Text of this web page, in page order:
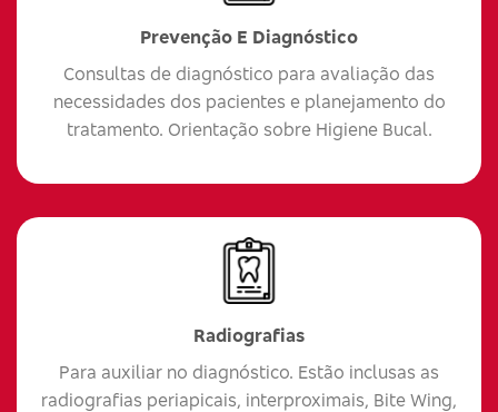
Prevenção E Diagnóstico
Consultas de diagnóstico para avaliação das
necessidades dos pacientes e planejamento do
tratamento. Orientação sobre Higiene Bucal.
Radiografias
Para auxiliar no diagnóstico. Estão inclusas as
radiografias periapicais, interproximais, Bite Wing,